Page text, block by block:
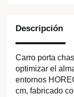
Descripción
Carro porta
optimizar el
entornos
cm, fabricado